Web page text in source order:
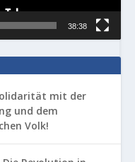
38:38
mit der
und dem
Volk!